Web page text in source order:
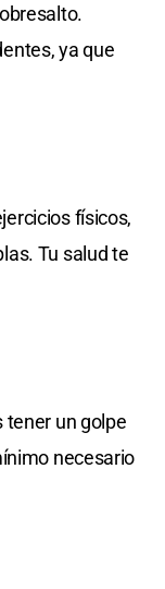
ya que
físicos,
Tu salud te
tener un golpe
necesario